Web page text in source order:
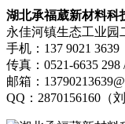
湖北承福葳新材料科
永佳河镇生态工业园
手机：137 9021 3639
传真：0521-6635 298
邮箱：
QQ：2870156160（